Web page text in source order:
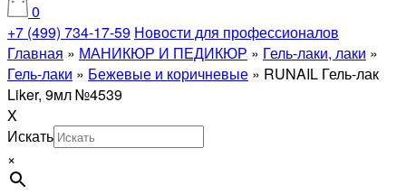
0
+7 (499) 734-17-59 Новости для профессионалов
Главная » МАНИКЮР И ПЕДИКЮР » Гель-лаки, лаки »
Гель-лаки » Бежевые и коричневые » RUNAIL Гель-лак
Liker, 9мл №4539
X
Искать
×